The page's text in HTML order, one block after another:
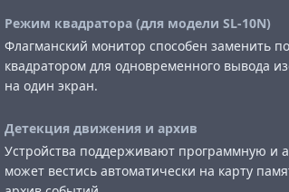
Режим квадратора (для модели SL-10N)
Флагманский монитор способен заменить
квадратором для одновременного вывода
на один экран.
Детекция движения и архив
Устройства поддерживают программную и
может вестись автоматически на карту